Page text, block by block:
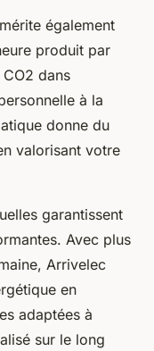
également
produit par
dans
à la
donne du
valorisant votre
garantissent
Avec plus
Arrivelec
en
adaptées à
sur le long